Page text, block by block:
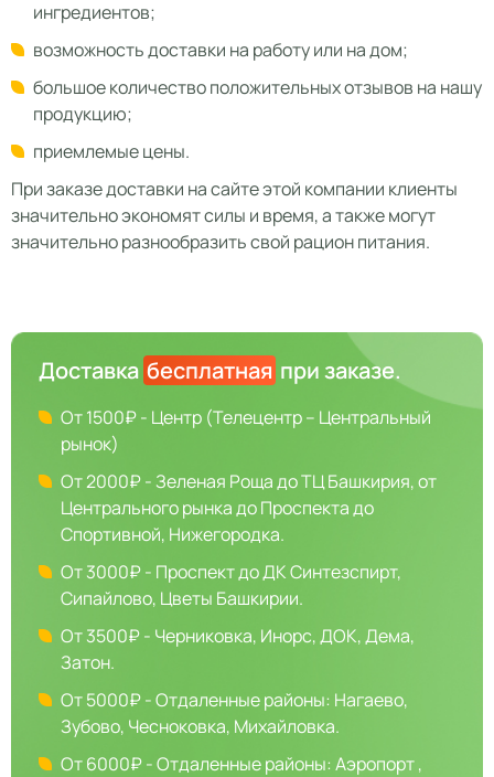
ингредиентов;
возможность доставки на работу или на дом;
большое количество положительных отзывов на нашу
продукцию;
приемлемые цены.
При заказе доставки на сайте этой компании клиенты
значительно экономят силы и время, а также могут
значительно разнообразить свой рацион питания.
Доставка бесплатная при заказе.
От 1500₽ - Центр (Телецентр – Центральный
рынок)
От 2000₽ - Зеленая Роща до ТЦ Башкирия, от
Центрального рынка до Проспекта до
Спортивной, Нижегородка.
От 3000₽ - Проспект до ДК Синтезспирт,
Сипайлово, Цветы Башкирии.
От 3500₽ - Черниковка, Инорс, ДОК, Дема,
Затон.
От 5000₽ - Отдаленные районы: Нагаево,
Зубово, Чесноковка, Михайловка.
От 6000₽ - Отдаленные районы: Аэропорт ,